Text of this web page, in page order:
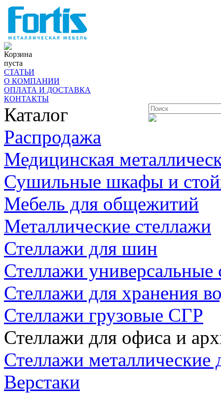
Корзина
пуста
СТАТЬИ
О КОМПАНИИ
ОПЛАТА И ДОСТАВКА
КОНТАКТЫ
Каталог
Распродажа
Медицинская
Сушильные шкафы и
Мебель для общежитий
Металлические стеллажи
Стеллажи для шин
Стеллажи универсальные
Стеллажи для хранения
Стеллажи грузовые СГР
Стеллажи для офиса и
Стеллажи металлические
Верстаки